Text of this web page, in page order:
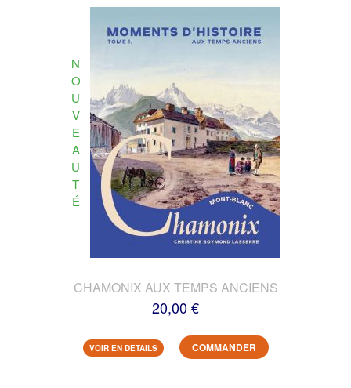
N
O
U
V
E
A
U
T
É
CHAMONIX AUX TEMPS ANCIENS
20,00 €
VOIR EN DETAILS COMMANDER